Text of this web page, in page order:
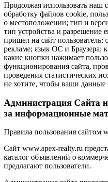
Продолжая использовать наш
обработку файлов cookie,
о местоположении; тип и
тип устройства и разрешение
пришел на сайт пользователь;
рекламе; язык ОС и Браузера;
какие кнопки нажимает
функционирования сайта,
проведения статистических
не хотите, чтобы ваши данные
Администрация Сайта
за информационные
Правила пользования сайтом
Сайт www.apex-realty.ru
каталог объявлений о
предлагают пользователи.